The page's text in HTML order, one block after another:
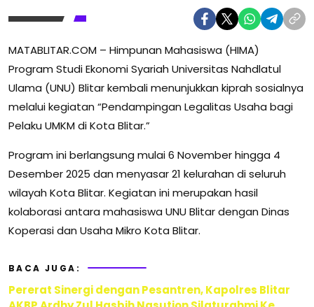
MATABLITAR.COM – Himpunan Mahasiswa (HIMA)
Program Studi Ekonomi Syariah Universitas Nahdlatul
Ulama (UNU) Blitar kembali menunjukkan kiprah sosialnya
melalui kegiatan “Pendampingan Legalitas Usaha bagi
Pelaku UMKM di Kota Blitar.”
Program ini berlangsung mulai 6 November hingga 4
Desember 2025 dan menyasar 21 kelurahan di seluruh
wilayah Kota Blitar. Kegiatan ini merupakan hasil
kolaborasi antara mahasiswa UNU Blitar dengan Dinas
Koperasi dan Usaha Mikro Kota Blitar.
BACA JUGA:
Pererat Sinergi dengan Pesantren, Kapolres Blitar